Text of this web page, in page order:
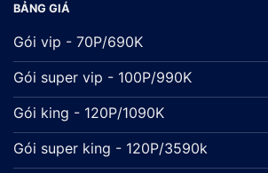
BẢNG GIÁ
Gói vip - 70P/690K
Gói super vip - 100P/990K
Gói king - 120P/1090K
Gói super king - 120P/3590k